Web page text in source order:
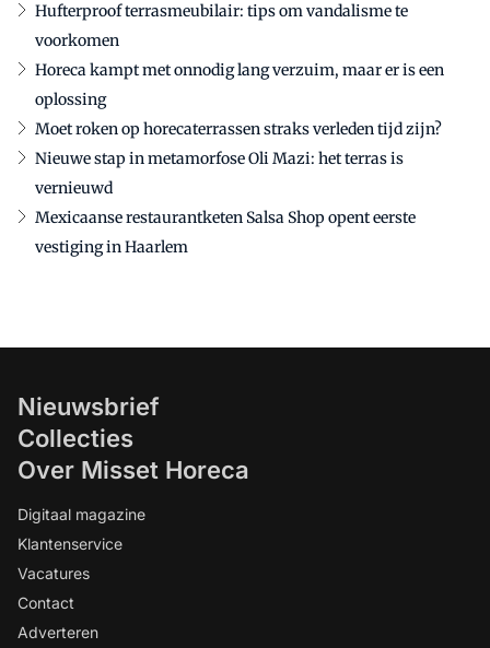
Hufterproof terrasmeubilair: tips om vandalisme te
voorkomen
Horeca kampt met onnodig lang verzuim, maar er is een
oplossing
Moet roken op horecaterrassen straks verleden tijd zijn?
Nieuwe stap in metamorfose Oli Mazi: het terras is
vernieuwd
Mexicaanse restaurantketen Salsa Shop opent eerste
vestiging in Haarlem
Nieuwsbrief
Collecties
Over Misset Horeca
Digitaal magazine
Klantenservice
Vacatures
Contact
Adverteren